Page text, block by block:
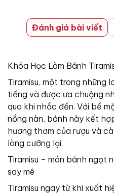
Đánh giá bài viết
Khóa Học Làm Bánh
Tiramisu, một trong những
tiếng và được ưa chuộng
qua khi nhắc đến. Với bề
nồng nàn, bánh này kết
hương thơm của rượu và
lòng cưỡng lại.
Tiramisu – món bánh ngọt
say mê
Tiramisu ngay từ khi xuất